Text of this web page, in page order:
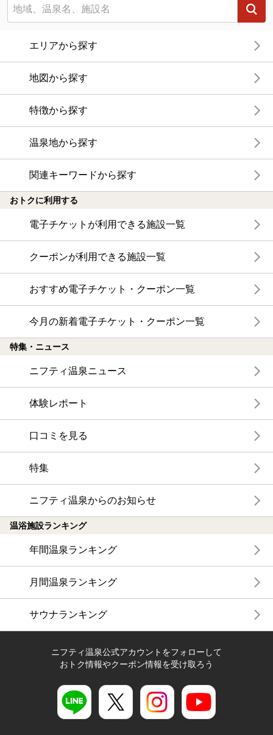
エリアから探す
地図から探す
特徴から探す
温泉地から探す
関連キーワードから探す
おトクに利用する
電子チケットが利用できる施設一覧
クーポンが利用できる施設一覧
おすすめ電子チケット・クーポン一覧
今月の新着電子チケット・クーポン一覧
特集・ニュース
ニフティ温泉ニュース
体験レポート
口コミを見る
特集
ニフティ温泉からのお知らせ
温浴施設ランキング
年間温泉ランキング
月間温泉ランキング
サウナランキング
ニフティ温泉公式アカウントをフォローして
おトク情報やクーポン情報を受け取ろう